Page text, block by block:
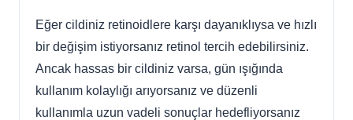
Eğer cildiniz retinoidlere karşı dayanıklıysa ve hızlı
bir değişim istiyorsanız retinol tercih edebilirsiniz.
Ancak hassas bir cildiniz varsa, gün ışığında
kullanım kolaylığı arıyorsanız ve düzenli
kullanımla uzun vadeli sonuçlar hedefliyorsanız